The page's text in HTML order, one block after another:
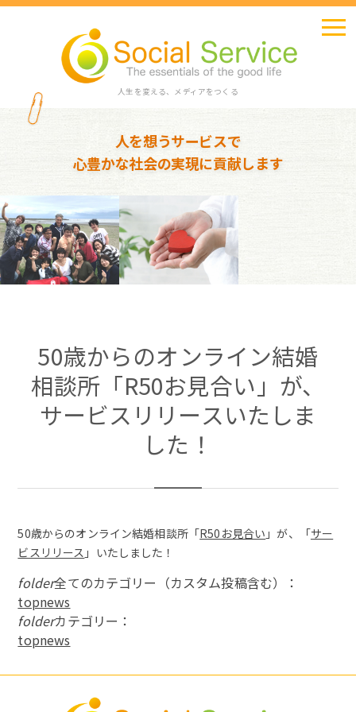
人生を変える、メディアをつくる
人を想うサービスで
心豊かな社会の実現に貢献します
50歳からのオンライン結婚
相談所「R50お見合い」が、
サービスリリースいたしま
した！
50歳からのオンライン結婚相談所「R50お見合い 」が、「サー
ビスリリース 」いたしました！
folder全てのカテゴリー（カスタム投稿含む）：
topnews
folderカテゴリー：
topnews